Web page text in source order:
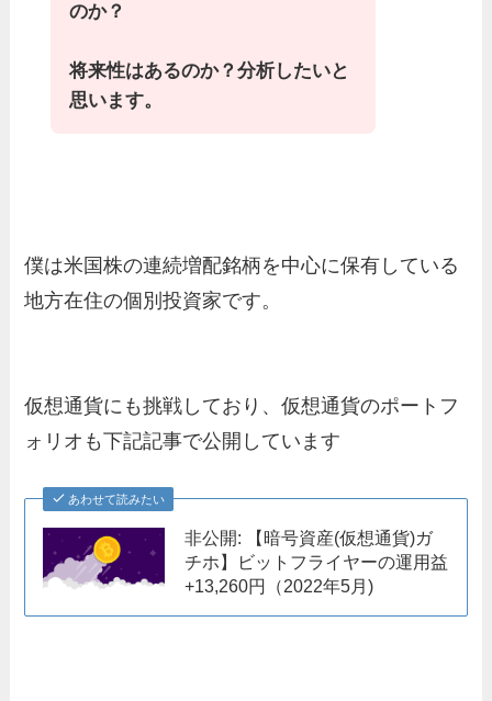
のか？
将来性はあるのか？分析したいと
思います。
僕は米国株の連続増配銘柄を中心に保有している
地方在住の個別投資家です。
仮想通貨にも挑戦しており、仮想通貨のポートフ
ォリオも下記記事で公開しています
あわせて読みたい
非公開: 【暗号資産(仮想通貨)ガ
チホ】ビットフライヤーの運用益
+13,260円（2022年5月)